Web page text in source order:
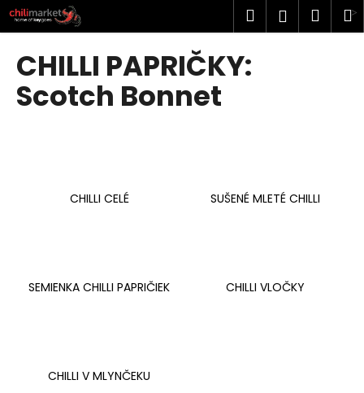
Prejsť
na
obsah
Hľadať
CHILLI PAPRIČKY:
Scotch Bonnet
CHILLI CELÉ SUŠENÉ MLETÉ CHILLI
SEMIENKA CHILLI PAPRIČIEK CHILLI VLOČKY
CHILLI V MLYNČEKU
K
o
Č
o